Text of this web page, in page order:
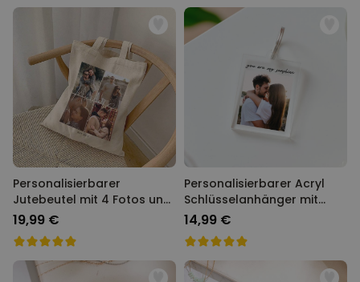
Personalisierbarer
Jutebeutel mit 4 Fotos und
Text
19,99 €
Personalisierbarer Acryl
Schlüsselanhänger mit
Foto und Text
14,99 €